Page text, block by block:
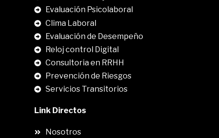
Evaluación Psicolaboral
Clima Laboral
Evaluación de Desempeño
Reloj control Digital
Consultoria en RRHH
Prevención de Riesgos
Servicios Transitorios
Link Directos
Nosotros